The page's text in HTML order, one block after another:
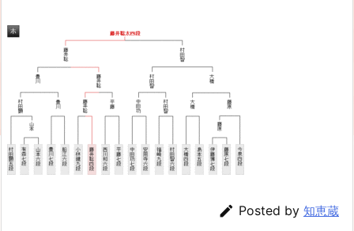
 Posted by 知恵蔵